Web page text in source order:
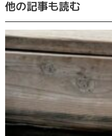
他の記事も読む